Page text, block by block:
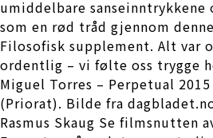
umiddelbare sanseinntrykkene
som en rød tråd gjennom
Filosofisk supplement. Alt var
ordentlig – vi følte oss trygge
Miguel Torres – Perpetual
(Priorat). Bilde fra
Rasmus Skaug Se filmsnutten